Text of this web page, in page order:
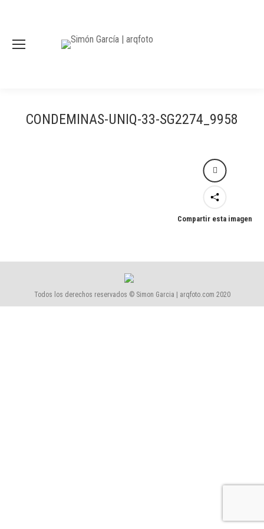
CONDEMINAS-UNIQ-33-SG2274_9958
Compartir esta imagen
Todos los derechos reservados © Simon Garcia | arqfoto.com 2020